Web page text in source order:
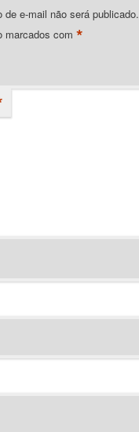
de e-mail não será publicado.
marcados com*